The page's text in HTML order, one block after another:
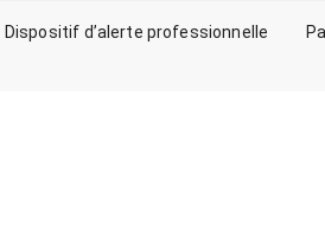
Dispositif d’alerte professionnelle